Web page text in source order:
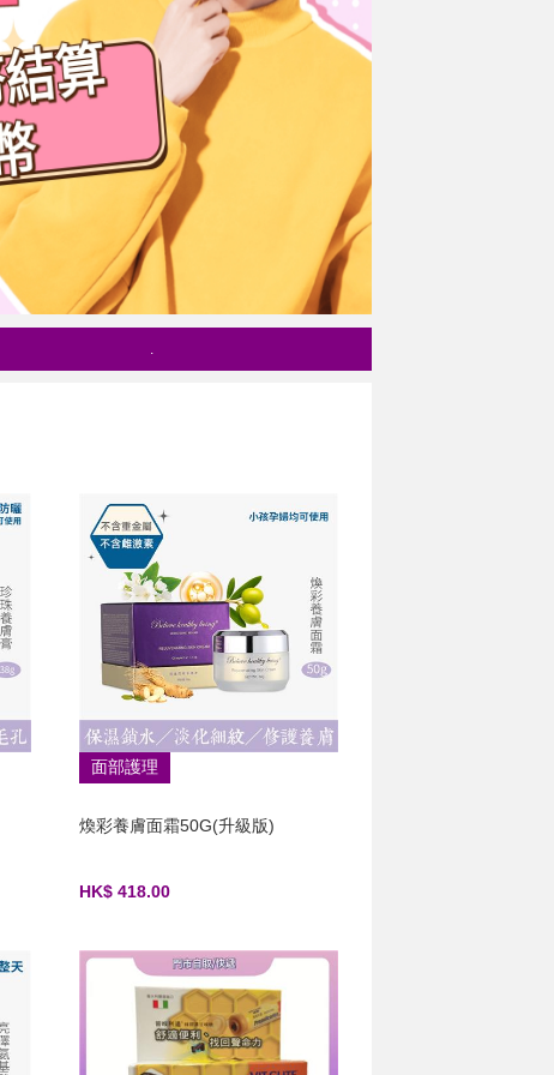
面部護理
煥彩養膚面霜50G(升級版)
HK$ 418.00